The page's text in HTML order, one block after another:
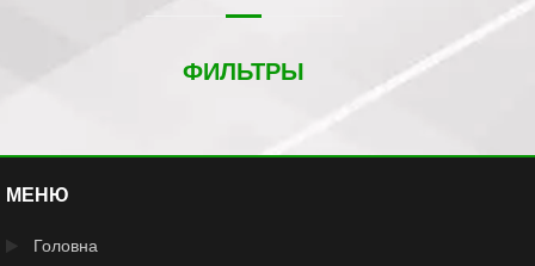
ФИЛЬТРЫ
МЕНЮ
Головна